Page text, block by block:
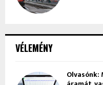
VÉLEMÉNY
Olvasónk: